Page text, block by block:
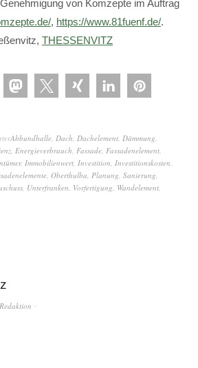
von Komzepte im Auftrag
, https://www.81fuenf.de/.
THESSENVITZ
Abbundhalle, Dach, Dachelement, Dämmung,
, Energieverbrauch, Fassade, Fassadenelement,
, Immobilienwert, Investition, Investitionskosten,
, Oberthulba, Planung, Sanierung,
, Unterfranken, Vorfertigung, Wandelement,
Redaktion